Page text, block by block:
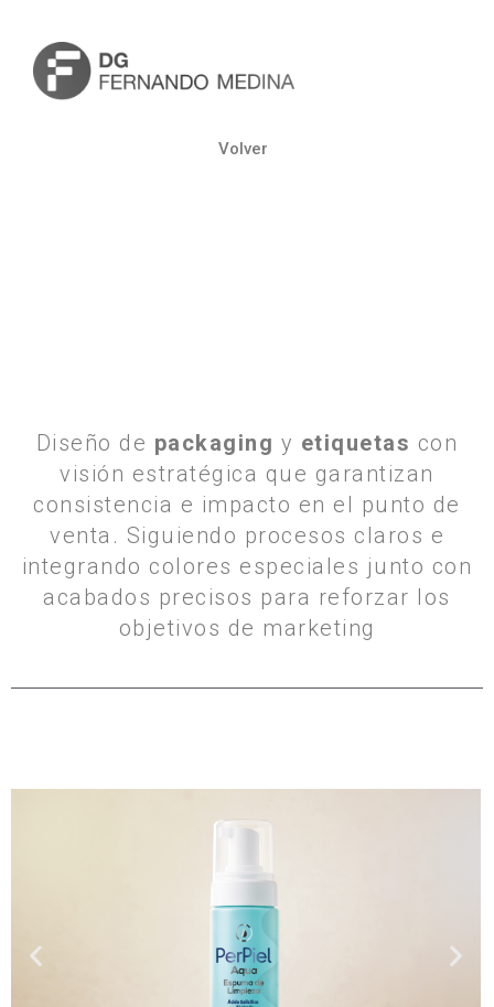
contenido
Volver
Diseño de packaging y etiquetas con
visión estratégica que garantizan
consistencia e impacto en el punto de
venta. Siguiendo procesos claros e
integrando colores especiales junto con
acabados precisos para reforzar los
objetivos de marketing